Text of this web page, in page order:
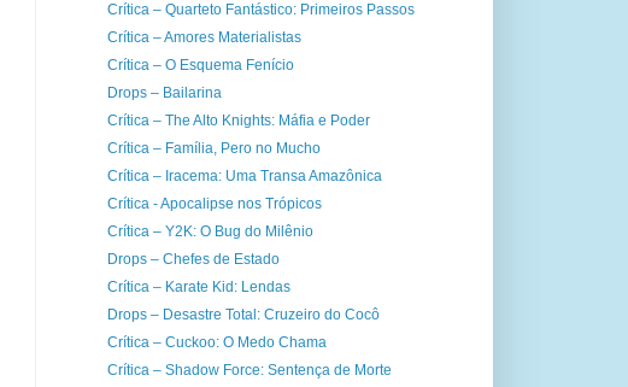
Crítica – Quarteto Fantástico: Primeiros Passos
Crítica – Amores Materialistas
Crítica – O Esquema Fenício
Drops – Bailarina
Crítica – The Alto Knights: Máfia e Poder
Crítica – Família, Pero no Mucho
Crítica – Iracema: Uma Transa Amazônica
Crítica - Apocalipse nos Trópicos
Crítica – Y2K: O Bug do Milênio
Drops – Chefes de Estado
Crítica – Karate Kid: Lendas
Drops – Desastre Total: Cruzeiro do Cocô
Crítica – Cuckoo: O Medo Chama
Crítica – Shadow Force: Sentença de Morte